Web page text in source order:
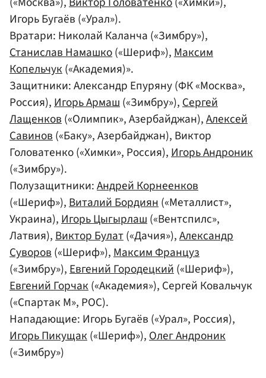
Игорь Бугаёв («Урал»).
Вратари: Николай Каланча («Зимбру»),
Станислав Намашко(«Шериф»),Максим
Копельчук(«Академия)».
Защитники: Александр Епуряну (ФК «Москва»,
Россия),Игорь Армаш(«Зимбру»),Сергей
Лащенков(«Олимпик», Азербайджан),Алексей
Савинов(«Баку», Азербайджан), Виктор
Головатенко («Химки», Россия),Игорь Андроник
(«Зимбру»).
Полузащитники:Андрей Корнеенков
(«Шериф»),Виталий Бордиян(«Металлист»,
Украина),Игорь Цыгырлаш(«Вентспилс»,
Латвия),Виктор Булат(«Дачия»),Александр
Суворов(«Шериф»),Максим Француз
(«Зимбру»),Евгений Городецкий(«Шериф»),
Евгений Горчак(«Академия»), Сергей Ковальчук
(«Спартак М», РОС).
Нападающие: Игорь Бугаёв («Урал», Россия),
Игорь Пикущак(«Шериф»),Олег Андроник
(«Зимбру»)